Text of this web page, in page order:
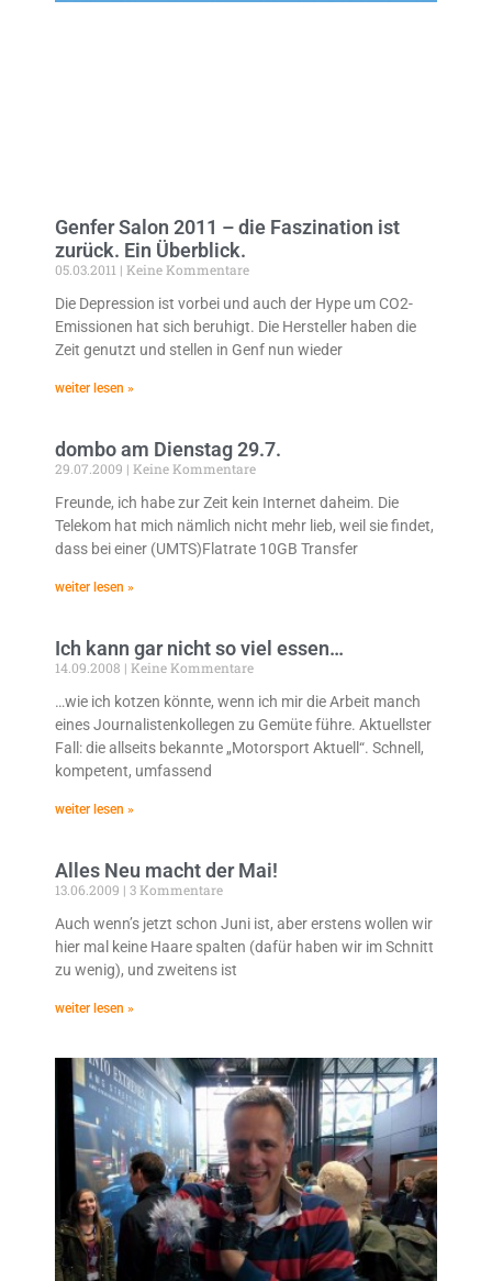
Genfer Salon 2011 – die Faszination ist
zurück. Ein Überblick.
05.03.2011
Keine Kommentare
Die Depression ist vorbei und auch der Hype um CO2-
Emissionen hat sich beruhigt. Die Hersteller haben die
Zeit genutzt und stellen in Genf nun wieder
weiter lesen »
dombo am Dienstag 29.7.
29.07.2009
Keine Kommentare
Freunde, ich habe zur Zeit kein Internet daheim. Die
Telekom hat mich nämlich nicht mehr lieb, weil sie findet,
dass bei einer (UMTS)Flatrate 10GB Transfer
weiter lesen »
Ich kann gar nicht so viel essen…
14.09.2008
Keine Kommentare
…wie ich kotzen könnte, wenn ich mir die Arbeit manch
eines Journalistenkollegen zu Gemüte führe. Aktuellster
Fall: die allseits bekannte „Motorsport Aktuell“. Schnell,
kompetent, umfassend
weiter lesen »
Alles Neu macht der Mai!
13.06.2009
3 Kommentare
Auch wenn’s jetzt schon Juni ist, aber erstens wollen wir
hier mal keine Haare spalten (dafür haben wir im Schnitt
zu wenig), und zweitens ist
weiter lesen »